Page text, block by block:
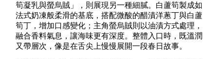
筍凝乳與螢烏賊」，則展現另一種細膩。白蘆筍製成如
法式奶凍般柔滑的基底，搭配微酸的醋漬洋蔥丁與白蘆
筍丁，增加口感變化；主角螢烏賊則以油漬方式處理，
融合香料氣息，讓海味更有深度。整體入口時，既溫潤
又帶層次，像是在舌尖上慢慢展開一段春日故事。